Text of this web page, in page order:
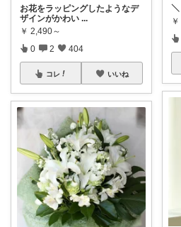
お花をラッピングしたようなデ
ザインがかわい ...
￥ 2,490～
0 2 404
コレ いいね
＼
￥